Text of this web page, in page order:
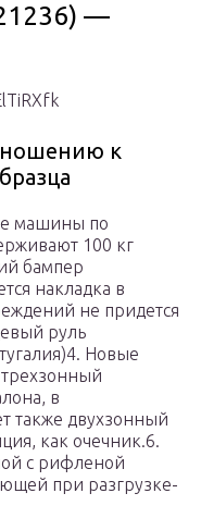
—
к
машины по
100 кг
бампер
накладка в
не придется
руль
Новые
в
также двухзонный
как очечник.6.
с рифленой
при разгрузке-